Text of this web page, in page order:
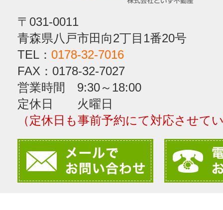
〒031-0011
青森県八戸市田向2丁目1番20号
TEL： 0178-32-7016
FAX：0178-32-7027
営業時間 9:30～18:00
定休日 火曜日
（定休日も事前予約にて対応させて